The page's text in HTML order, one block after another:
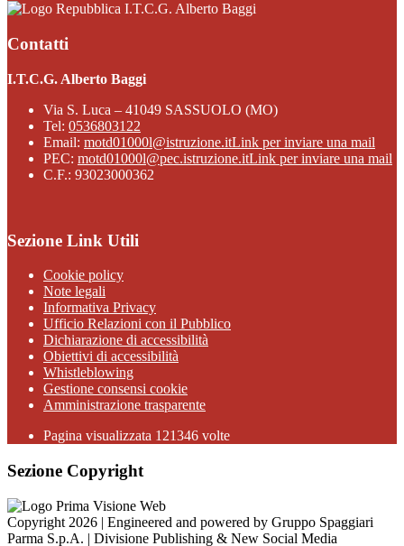
I.T.C.G. Alberto Baggi
Contatti
I.T.C.G. Alberto Baggi
Via S. Luca – 41049 SASSUOLO (MO)
Tel: 0536803122
Email: motd01000l@istruzione.itLink per inviare una mail
PEC: motd01000l@pec.istruzione.itLink per inviare una mail
C.F.: 93023000362
Sezione Link Utili
Cookie policy
Note legali
Informativa Privacy
Ufficio Relazioni con il Pubblico
Dichiarazione di accessibilità
Obiettivi di accessibilità
Whistleblowing
Gestione consensi cookie
Amministrazione trasparente
Pagina visualizzata 121346 volte
Sezione Copyright
Copyright 2026 | Engineered and powered by Gruppo Spaggiari
Parma S.p.A. | Divisione Publishing & New Social Media